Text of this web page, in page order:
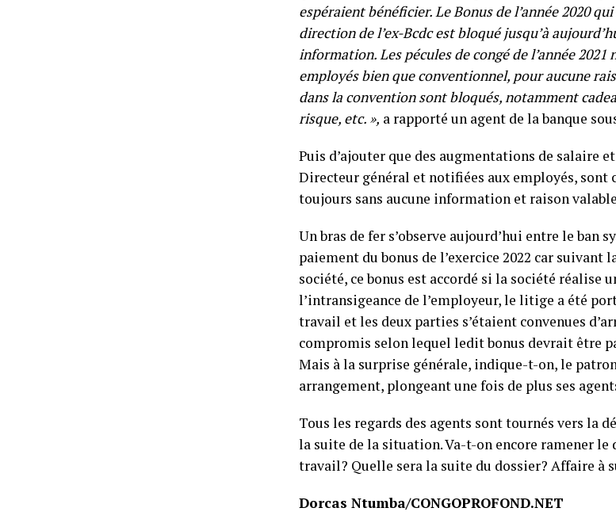
espéraient bénéficier. Le Bonus de l’année 2020
direction de l’ex-Bcdc est bloqué jusqu’à
information. Les pécules de congé de l’année
employés bien que conventionnel, pour aucune
dans la convention sont bloqués, notamment
risque, etc. », a rapporté un agent de la banque
Puis d’ajouter que des augmentations de salaire
Directeur général et notifiées aux employés, sont
toujours sans aucune information et raison
Un bras de fer s’observe aujourd’hui entre le ban
paiement du bonus de l’exercice 2022 car
société, ce bonus est accordé si la société réalise
l’intransigeance de l’employeur, le litige a été
travail et les deux parties s’étaient convenues
compromis selon lequel ledit bonus devrait être
Mais à la surprise générale, indique-t-on, le
arrangement, plongeant une fois de plus ses
Tous les regards des agents sont tournés vers la
la suite de la situation. Va-t-on encore ramener le
travail? Quelle sera la suite du dossier? Affaire à
Dorcas Ntumba/CONGOPROFOND.NET